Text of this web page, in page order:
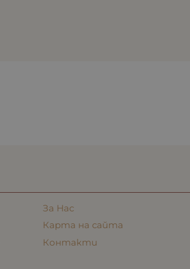
За Нас
Карта на сайта
Контакти